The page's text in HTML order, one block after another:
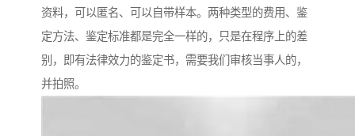
资料，可以匿名、可以自带样本。两种类型的费用、鉴
定方法、鉴定标准都是完全一样的，只是在程序上的差
别，即有法律效力的鉴定书，需要我们审核当事人的，
并拍照。